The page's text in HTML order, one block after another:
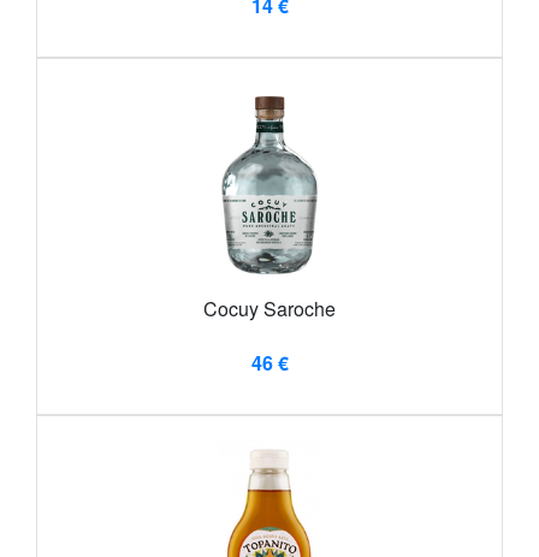
14 €
Cocuy Saroche
46 €